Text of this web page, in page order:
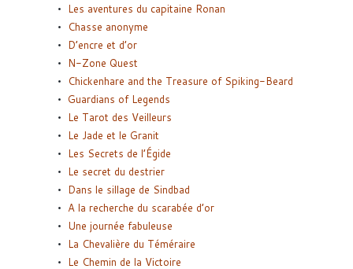
Les aventures du capitaine Ronan
Chasse anonyme
D’encre et d’or
N-Zone Quest
Chickenhare and the Treasure of Spiking-Beard
Guardians of Legends
Le Tarot des Veilleurs
Le Jade et le Granit
Les Secrets de l’Égide
Le secret du destrier
Dans le sillage de Sindbad
A la recherche du scarabée d’or
Une journée fabuleuse
La Chevalière du Téméraire
Le Chemin de la Victoire